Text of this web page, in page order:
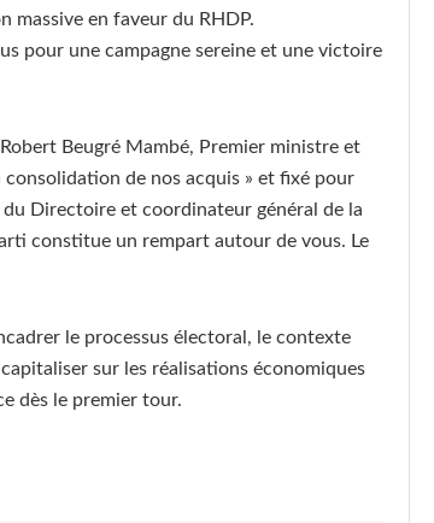
massive en faveur du RHDP.
pour une campagne sereine et une victoire
Beugré Mambé, Premier ministre et
consolidation de nos acquis » et fixé pour
Directoire et coordinateur général de la
constitue un rempart autour de vous. Le
le processus électoral, le contexte
sur les réalisations économiques
dès le premier tour.